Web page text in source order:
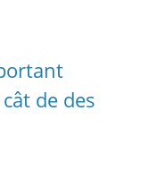
de des